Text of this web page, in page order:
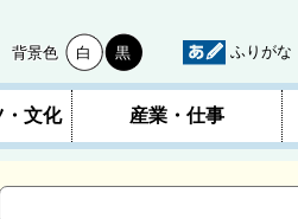
背景色 白 黒 ふりがな
・文化 産業・仕事